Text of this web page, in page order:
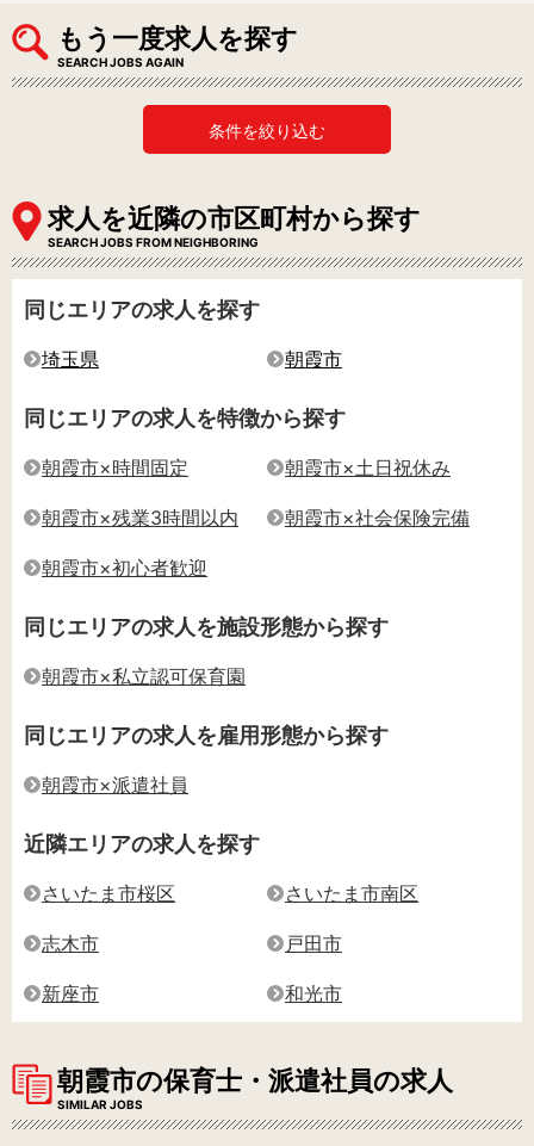
もう一度求人を探す
SEARCH JOBS AGAIN
条件を絞り込む
求人を近隣の市区町村から探す
SEARCH JOBS FROM NEIGHBORING
同じエリアの求人を探す
埼玉県 朝霞市
同じエリアの求人を特徴から探す
朝霞市×時間固定 朝霞市×土日祝休み
朝霞市×残業3時間以内 朝霞市×社会保険完備
朝霞市×初心者歓迎
同じエリアの求人を施設形態から探す
朝霞市×私立認可保育園
同じエリアの求人を雇用形態から探す
朝霞市×派遣社員
近隣エリアの求人を探す
さいたま市桜区 さいたま市南区
志木市 戸田市
新座市 和光市
朝霞市の保育士・派遣社員の求人
SIMILAR JOBS